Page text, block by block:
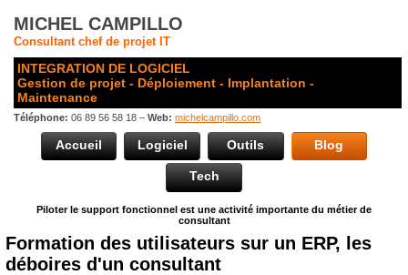
MICHEL CAMPILLO
Consultant chef de projet IT
INTEGRATION DE LOGICIEL
Gestion de projet - Déploiement - Implantation -
Maintenance
Téléphone: 06 89 56 58 18 –Web: michelcampillo.com
Accueil Logiciel Outils Blog
Tech
Piloter le support fonctionnel est une activité importante du métier de
consultant
Formation des utilisateurs sur un ERP, les
déboires d'un consultant